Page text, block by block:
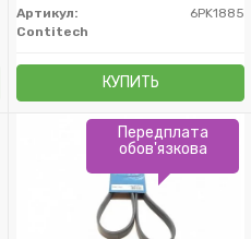
Артикул:
6PK1885
Contitech
КУПИТЬ
Передплата
обов'язкова